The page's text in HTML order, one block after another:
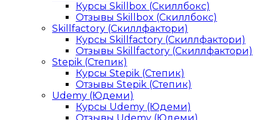
Курсы Skillbox (Скиллбокс)
Отзывы Skillbox (Скиллбокс)
Skillfactory (Скиллфактори)
Курсы Skillfactory (Скиллфактори)
Отзывы Skillfactory (Скиллфактори)
Stepik (Степик)
Курсы Stepik (Степик)
Отзывы Stepik (Степик)
Udemy (Юдеми)
Курсы Udemy (Юдеми)